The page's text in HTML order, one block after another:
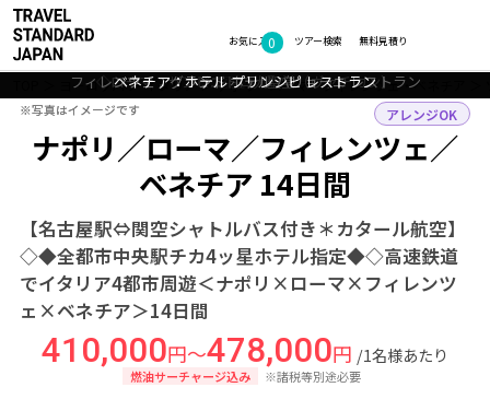
お気に入り
0 無料見積り
ツアー検索
ヨーロッパ イタリア ナポリ・ローマ・フィレンツェ・ベネチア
ナポリ／ローマ／フィレンツェ／
ベネチア 14日間
【名古屋駅⇔関空シャトルバス付き＊カタール航空】
◇◆全都市中央駅チカ4ッ星ホテル指定◆◇高速鉄道
でイタリア4都市周遊＜ナポリ×ローマ×フィレンツ
ェ×ベネチア＞14日間
アレンジOK
410,000円～478,000円 /1名様あたり
燃油サーチャージ込み ※諸税等別途必要
ナポリ：パラッツォ カラッチオロ ナポリ - M ギャラリー コレクション
客室一例
◇ローマ：サンピエトロ大聖堂（ヴァチカン）
フィレンツェ：グランド ホテル バリョーニ レストラン
ベネチア：ホテル プリンシピ レストラン
◇イタリア：イタリアンジェラート
フォトギャラリー
※写真はイメージです
※写真はイメージです